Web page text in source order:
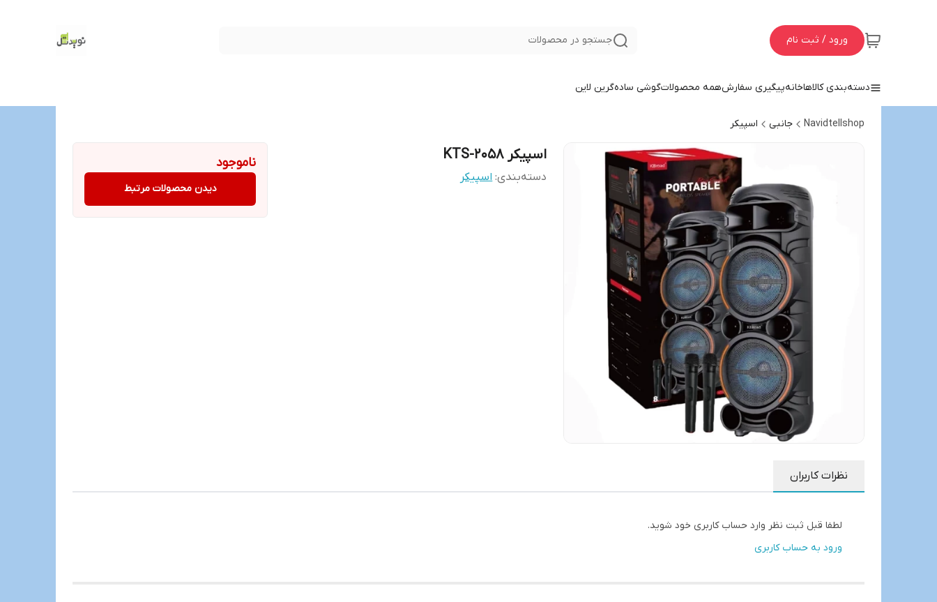
ورود / ثبت نام جستجو در محصولات
دسته‌بندی کالاهاخانهپیگیری سفارشهمه محصولاتگوشی سادهگرین لاین
Navidtellshop جانبی اسپیکر
اسپیکر KTS-2058
دسته‌بندی:اسپیکر
ناموجود
دیدن محصولات مرتبط
نظرات کاربران
لطفا قبل ثبت نظر وارد حساب کاربری خود شوید.
ورود به حساب کاربری